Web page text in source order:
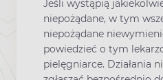
Jeśli wystąpią
niepożądane, w tym
niepożądane
powiedzieć o tym
pielęgniarce. Działania